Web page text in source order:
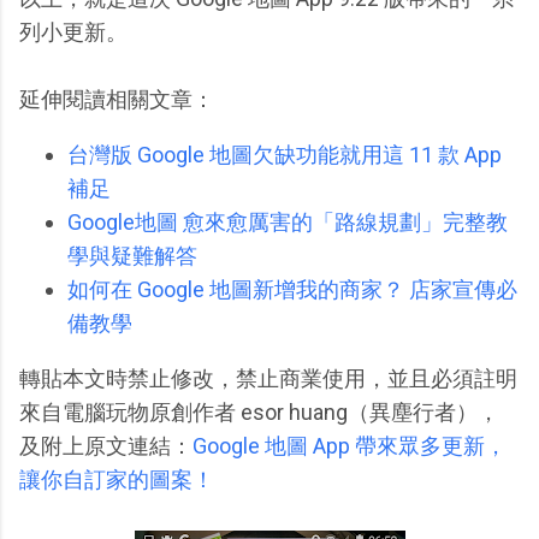
列小更新。
延伸閱讀相關文章：
台灣版 Google 地圖欠缺功能就用這 11 款 App
補足
Google地圖 愈來愈厲害的「路線規劃」完整教
學與疑難解答
如何在 Google 地圖新增我的商家？ 店家宣傳必
備教學
轉貼本文時禁止修改，禁止商業使用，並且必須註明
來自電腦玩物原創作者 esor huang（異塵行者），
及附上原文連結： Google 地圖 App 帶來眾多更新，
讓你自訂家的圖案！